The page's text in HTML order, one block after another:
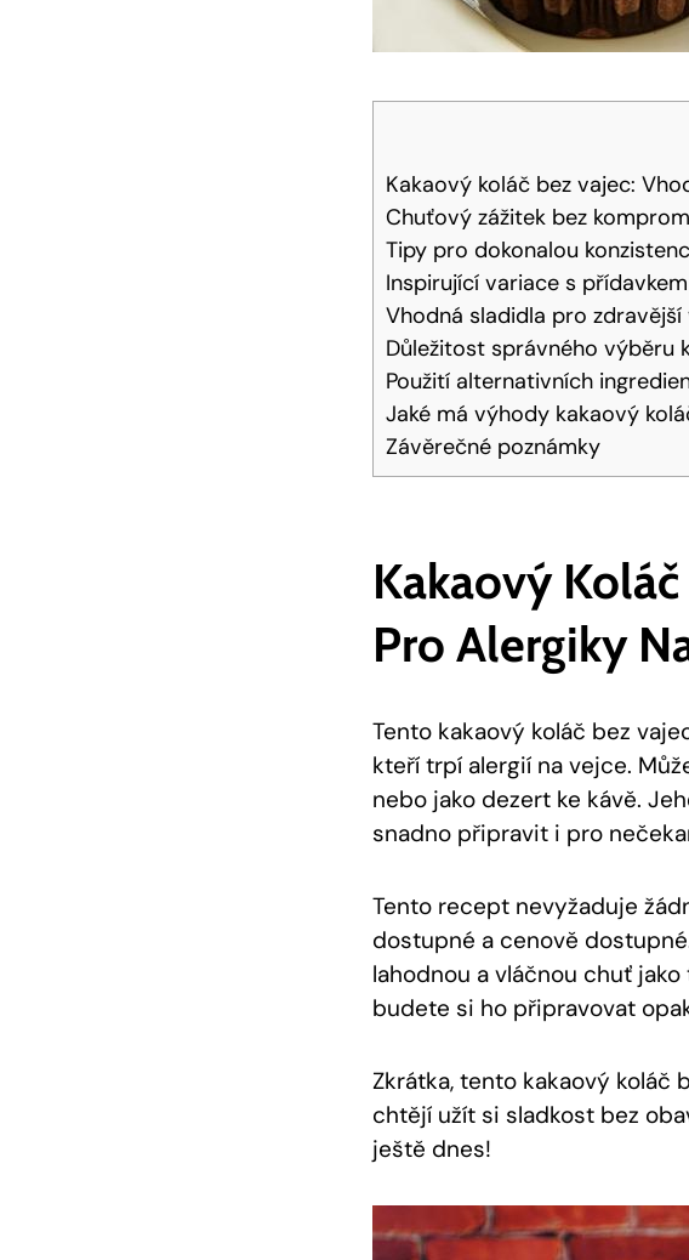
Kakaový koláč bez vajec:
Chuťový⁢ zážitek bez
Tipy pro dokonalou
Inspirující variace⁤ s
Vhodná sladidla pro
Důležitost správného výběru
Použití alternativních
Jaké má výhody kakaový
Závěrečné poznámky
Kakaový
Pro Alergiky
Tento kakaový koláč bez
kteří trpí alergií na vejce.
nebo jako dezert ke kávě.
snadno připravit i pro
Tento ​recept nevyžaduje⁢
dostupné a cenově
lahodnou a vláčnou chuť
budete si ho připravovat
Zkrátka, tento kakaový
chtějí užít si ⁤sladkost bez⁣
ještě dnes!